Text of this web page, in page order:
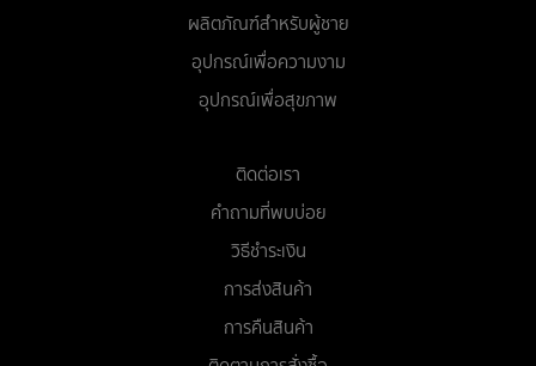
ผลิตภัณฑ์สำหรับผู้ชาย
อุปกรณ์เพื่อความงาม
อุปกรณ์เพื่อสุขภาพ
ติดต่อเรา
คำถามที่พบบ่อย
วิธีชำระเงิน
การส่งสินค้า
การคืนสินค้า